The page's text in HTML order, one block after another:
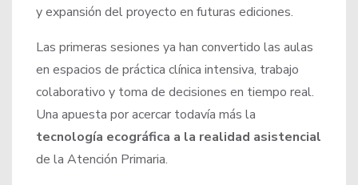
y expansión del proyecto en futuras ediciones.
Las primeras sesiones ya han convertido las aulas
en espacios de práctica clínica intensiva, trabajo
colaborativo y toma de decisiones en tiempo real.
Una apuesta por acercar todavía más la
tecnología ecográfica a la realidad asistencial
de la Atención Primaria.